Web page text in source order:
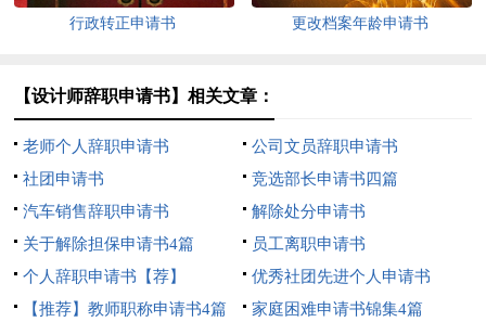
行政转正申请书 更改档案年龄申请书
【设计师辞职申请书】相关文章：
老师个人辞职申请书
公司文员辞职申请书
社团申请书
竞选部长申请书四篇
汽车销售辞职申请书
解除处分申请书
关于解除担保申请书4篇
员工离职申请书
个人辞职申请书【荐】
优秀社团先进个人申请书
【推荐】教师职称申请书4篇
家庭困难申请书锦集4篇